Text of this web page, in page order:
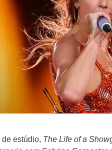
estúdio, The Life of a